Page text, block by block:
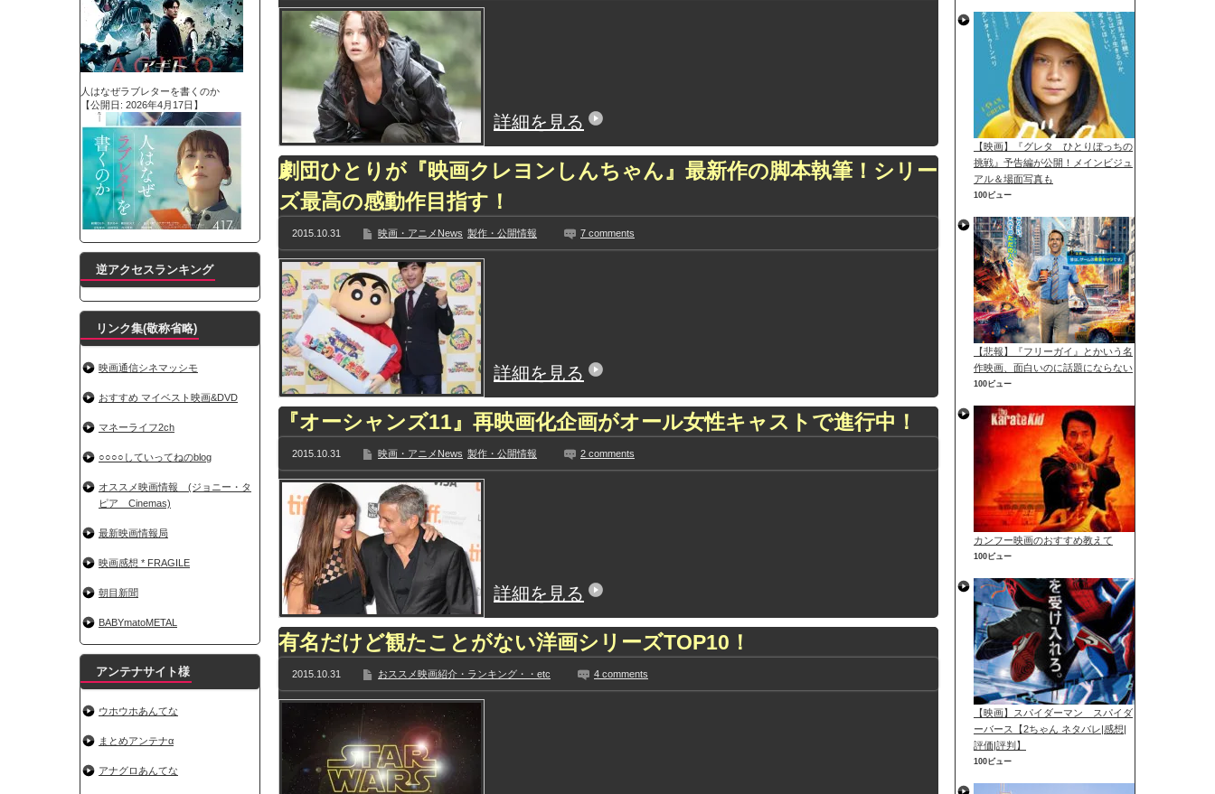
詳細を見る
劇団ひとりが『映画クレヨンしんちゃん』最新作の脚本執筆！シリー
ズ最高の感動作目指す！
2015.10.31 映画・アニメNews 製作・公開情報 7 comments
詳細を見る
『オーシャンズ11』再映画化企画がオール女性キャストで進行中！
2015.10.31 映画・アニメNews 製作・公開情報 2 comments
詳細を見る
有名だけど観たことがない洋画シリーズTOP10！
2015.10.31 おススメ映画紹介・ランキング・・etc 4 comments
人はなぜラブレターを書くのか
【公開日: 2026年4月17日】
逆アクセスランキング
リンク集(敬称省略)
映画通信シネマッシモ
おすすめ マイベスト映画&DVD
マネーライフ2ch
○○○○していってねのblog
オススメ映画情報 (ジョニー・タ
ピア Cinemas)
最新映画情報局
映画感想 * FRAGILE
朝目新聞
BABYmatoMETAL
アンテナサイト様
ウホウホあんてな
まとめアンテナα
アナグロあんてな
【映画】『グレタ ひとりぼっちの
挑戦』予告編が公開！メインビジュ
アル＆場面写真も
100ビュー
【悲報】『フリーガイ』とかいう名
作映画、面白いのに話題にならない
100ビュー
カンフー映画のおすすめ教えて
100ビュー
【映画】スパイダーマン スパイダ
ーバース【2ちゃん ネタバレ|感想|
評価|評判】
100ビュー